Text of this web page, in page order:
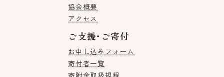
協会概要
アクセス
ご支援･ご寄付
お申し込みフォーム
寄付者一覧